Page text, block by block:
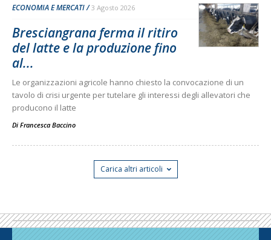
ECONOMIA E MERCATI 3 Agosto 2026
Bresciangrana ferma il ritiro
del latte e la produzione fino
al...
Le organizzazioni agricole hanno chiesto la convocazione di un
tavolo di crisi urgente per tutelare gli interessi degli allevatori che
producono il latte
Di Francesca Baccino
Carica altri articoli